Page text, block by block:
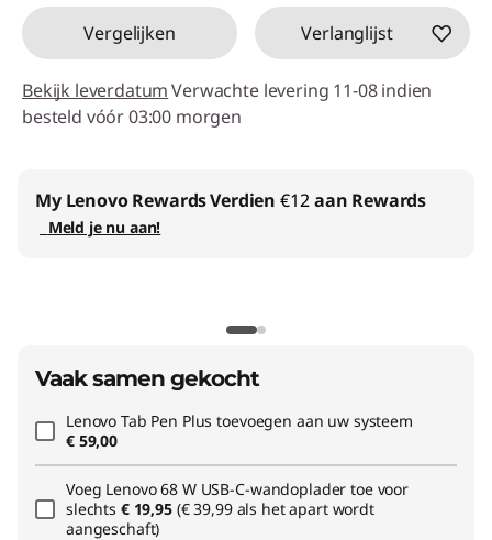
Vergelijken Verlanglijst
Bekijk leverdatumVerwachte levering 11-08 indien
besteld vóór 03:00 morgen
My Lenovo RewardsVerdien€12aan Rewards
Meld je nu aan!
Vaak samen gekocht
Lenovo Tab Pen Plus toevoegen aan uw systeem
€ 59,00
Voeg Lenovo 68 W USB-C-wandoplader toe voor
slechts € 19,95 (€ 39,99 als het apart wordt
aangeschaft)